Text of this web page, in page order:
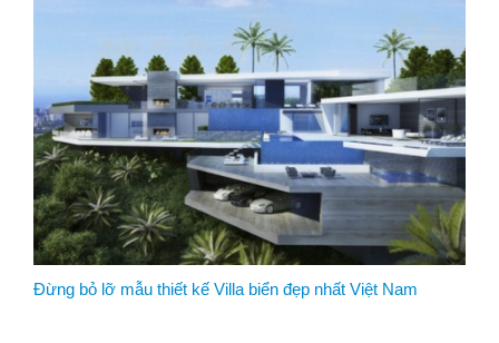
Đừng bỏ lỡ mẫu thiết kế Villa biển đẹp nhất Việt Nam